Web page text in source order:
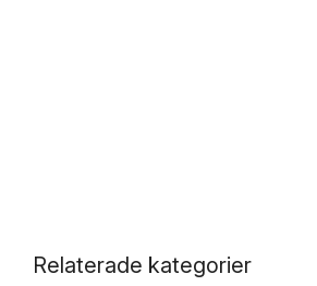
Relaterade kategorier